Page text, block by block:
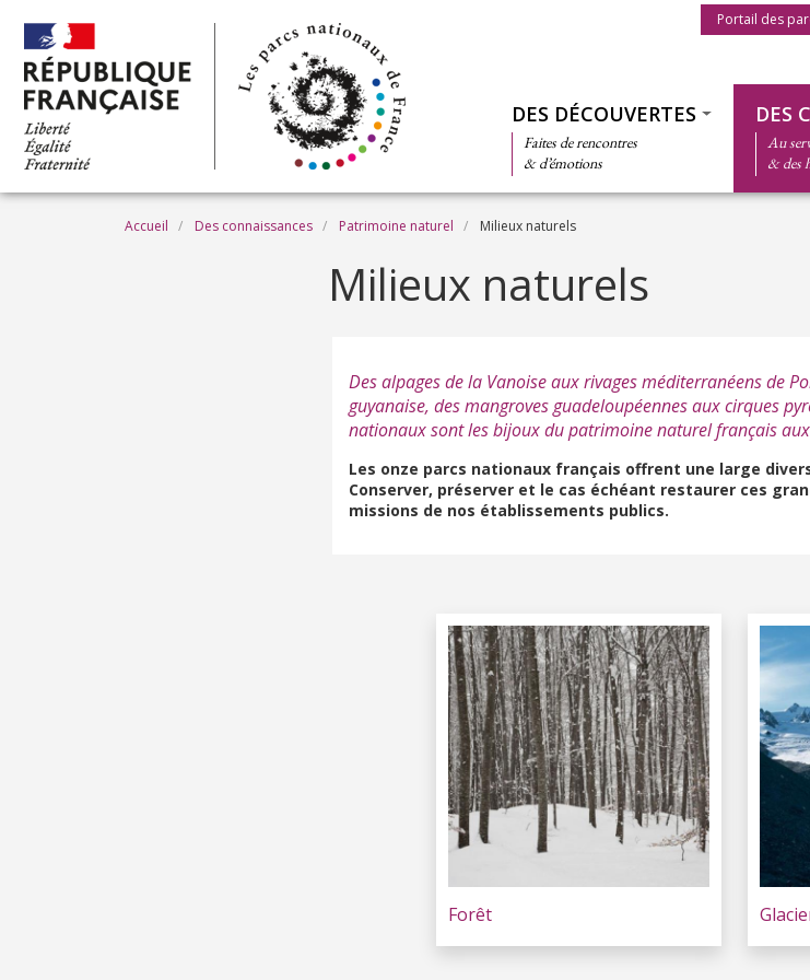
Menu du parc
Portail des
DES DÉCOUVERTES
Faites de rencontres
& d’émotions
DES
Au
& des
Fil d'Ariane
Accueil Des connaissances Patrimoine naturel Milieux naturels
Milieux naturels
Des alpages de la Vanoise aux rivages méditerranéens de
guyanaise, des mangroves guadeloupéennes aux cirques
nationaux sont les bijoux du patrimoine naturel français aux
Les onze parcs nationaux français offrent une large
Conserver, préserver et le cas échéant restaurer ces
missions de nos établissements publics.
Forêt